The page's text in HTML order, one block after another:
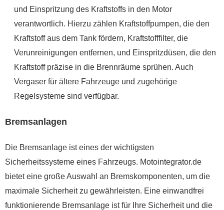
und Einspritzung des Kraftstoffs in den Motor
verantwortlich. Hierzu zählen Kraftstoffpumpen, die den
Kraftstoff aus dem Tank fördern, Kraftstofffilter, die
Verunreinigungen entfernen, und Einspritzdüsen, die den
Kraftstoff präzise in die Brennräume sprühen. Auch
Vergaser für ältere Fahrzeuge und zugehörige
Regelsysteme sind verfügbar.
Bremsanlagen
Die Bremsanlage ist eines der wichtigsten
Sicherheitssysteme eines Fahrzeugs. Motointegrator.de
bietet eine große Auswahl an Bremskomponenten, um die
maximale Sicherheit zu gewährleisten. Eine einwandfrei
funktionierende Bremsanlage ist für Ihre Sicherheit und die